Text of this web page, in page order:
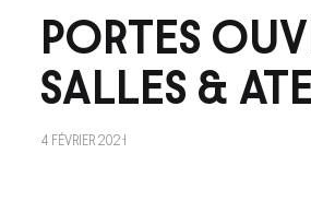
PORTES
SALLES &
4 FÉVRIER 2021